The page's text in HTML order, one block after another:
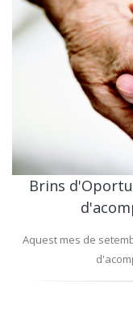
Brins
Aquest mes de